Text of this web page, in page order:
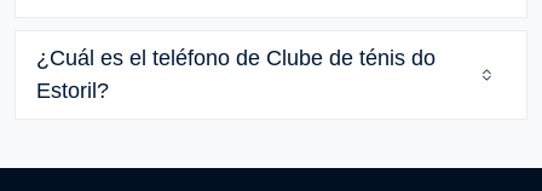
¿Cuál es el teléfono de Clube de ténis do
Estoril?